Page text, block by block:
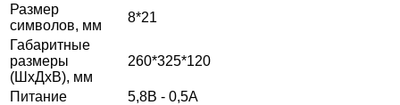
Размер
символов, мм
8*21
Габаритные
размеры
(ШхДхВ), мм
260*325*120
Питание
5,8В - 0,5А